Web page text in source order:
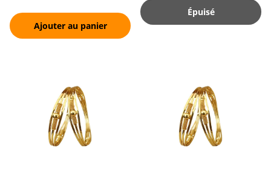
Ajouter au panier
Épuisé